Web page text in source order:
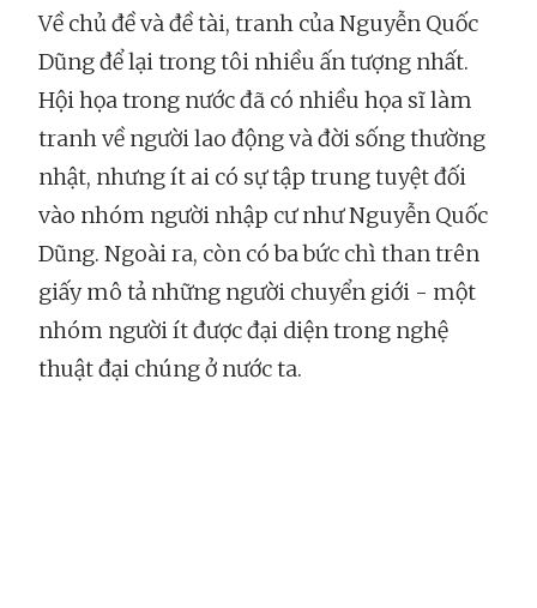
Về chủ đề và đề tài, tranh của Nguyễn Quốc
Dũng để lại trong tôi nhiều ấn tượng nhất.
Hội họa trong nước đã có nhiều họa sĩ làm
tranh về người lao động và đời sống thường
nhật, nhưng ít ai có sự tập trung tuyệt đối
vào nhóm người nhập cư như Nguyễn Quốc
Dũng. Ngoài ra, còn có ba bức chì than trên
giấy mô tả những người chuyển giới - một
nhóm người ít được đại diện trong nghệ
thuật đại chúng ở nước ta.